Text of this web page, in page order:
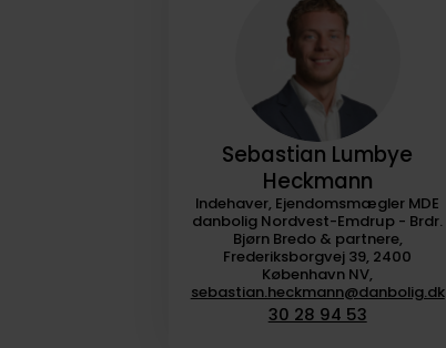
Sebastian Lumbye
Heckmann
Indehaver, Ejendomsmægler MDE
danbolig Nordvest-Emdrup - Brdr.
Bjørn Bredo & partnere,
Frederiksborgvej 39, 2400
København NV,
sebastian.heckmann@danbolig.dk
30 28 94 53